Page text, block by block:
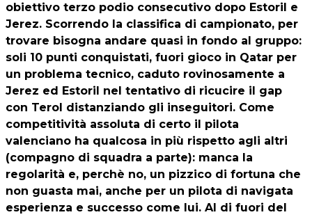
obiettivo terzo podio consecutivo dopo Estoril e
Jerez. Scorrendo la classifica di campionato, per
trovare bisogna andare quasi in fondo al gruppo:
soli 10 punti conquistati, fuori gioco in Qatar per
un problema tecnico, caduto rovinosamente a
Jerez ed Estoril nel tentativo di ricucire il gap
con Terol distanziando gli inseguitori. Come
competitività assoluta di certo il pilota
valenciano ha qualcosa in più rispetto agli altri
(compagno di squadra a parte): manca la
regolarità e, perchè no, un pizzico di fortuna che
non guasta mai, anche per un pilota di navigata
esperienza e successo come lui. Al di fuori del